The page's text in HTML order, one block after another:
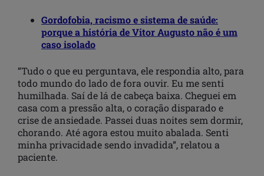
Gordofobia, racismo e sistema de saúde:
porque a história de Vitor Augusto não é um
caso isolado
“Tudo o que eu perguntava, ele respondia alto, para
todo mundo do lado de fora ouvir. Eu me senti
humilhada. Saí de lá de cabeça baixa. Cheguei em
casa com a pressão alta, o coração disparado e
crise de ansiedade. Passei duas noites sem dormir,
chorando. Até agora estou muito abalada. Senti
minha privacidade sendo invadida”, relatou a
paciente.